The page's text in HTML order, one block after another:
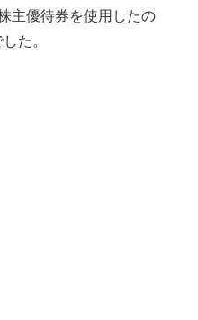
主優待券を使用したの
た。